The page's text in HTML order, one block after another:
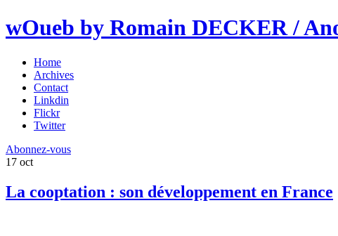
wOueb by Romain DECKER /
Home
Archives
Contact
Linkdin
Flickr
Twitter
Abonnez-vous
17 oct
La cooptation : son développement en France